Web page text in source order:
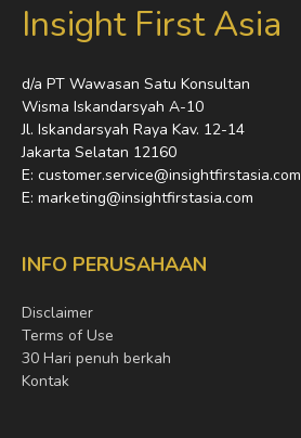
Insight First Asia
d/a PT Wawasan Satu Konsultan
Wisma Iskandarsyah A-10
Jl. Iskandarsyah Raya Kav. 12-14
Jakarta Selatan 12160
E: customer.service@insightfirstasia.com
E: marketing@insightfirstasia.com
INFO PERUSAHAAN
Disclaimer
Terms of Use
30 Hari penuh berkah
Kontak